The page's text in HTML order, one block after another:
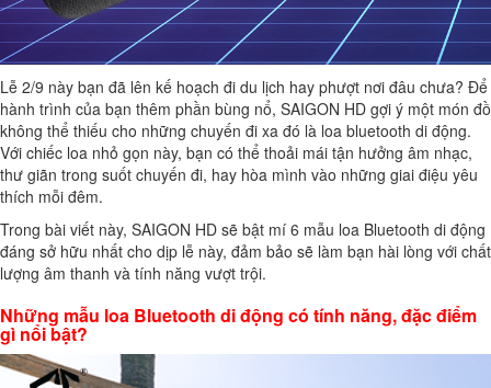
Lễ 2/9 này bạn đã lên kế hoạch đi du lịch hay phượt nơi đâu chưa? Để
hành trình của bạn thêm phần bùng nổ, SAIGON HD gợi ý một món đồ
không thể thiếu cho những chuyến đi xa đó là loa bluetooth di động.
Với chiếc loa nhỏ gọn này, bạn có thể thoải mái tận hưởng âm nhạc,
thư giãn trong suốt chuyến đi, hay hòa mình vào những giai điệu yêu
thích mỗi đêm.
Trong bài viết này, SAIGON HD sẽ bật mí 6 mẫu loa Bluetooth di động
đáng sở hữu nhất cho dịp lễ này, đảm bảo sẽ làm bạn hài lòng với chất
lượng âm thanh và tính năng vượt trội.
Những mẫu loa Bluetooth di động có tính năng, đặc điểm
gì nổi bật?